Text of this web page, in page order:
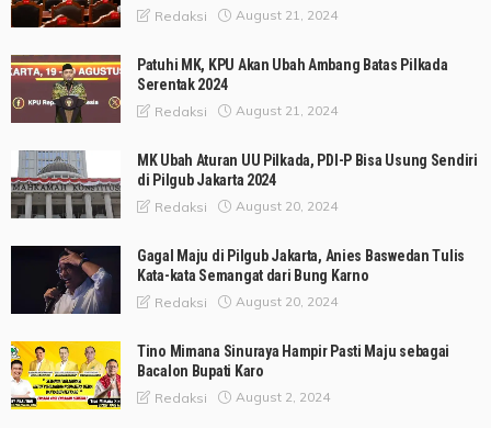
Redaksi August 21, 2024
Patuhi MK, KPU Akan Ubah Ambang Batas Pilkada
Serentak 2024
Redaksi August 21, 2024
MK Ubah Aturan UU Pilkada, PDI-P Bisa Usung Sendiri
di Pilgub Jakarta 2024
Redaksi August 20, 2024
Gagal Maju di Pilgub Jakarta, Anies Baswedan Tulis
Kata-kata Semangat dari Bung Karno
Redaksi August 20, 2024
Tino Mimana Sinuraya Hampir Pasti Maju sebagai
Bacalon Bupati Karo
Redaksi August 2, 2024